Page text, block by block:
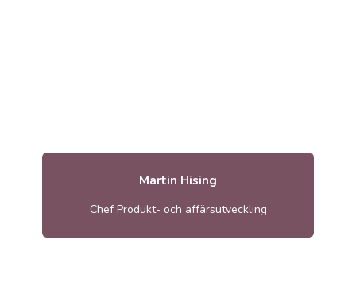
Martin Hising
Chef Produkt- och affärsutveckling